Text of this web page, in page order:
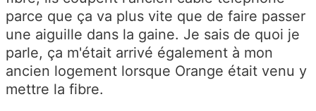
parce que ça va plus vite que de faire passer
une aiguille dans la gaine. Je sais de quoi je
parle, ça m'était arrivé également à mon
ancien logement lorsque Orange était venu y
mettre la fibre.